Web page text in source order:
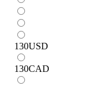
130USD
130CAD